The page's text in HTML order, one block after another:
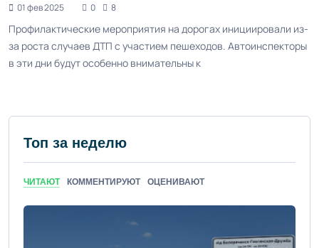
01 фев 2025 0 8
Профилактические мероприятия на дорогах инициировали из-
за роста случаев ДТП с участием пешеходов. Автоинспекторы
в эти дни будут особенно внимательны к
Топ за неделю
ЧИТАЮТ КОММЕНТИРУЮТ ОЦЕНИВАЮТ